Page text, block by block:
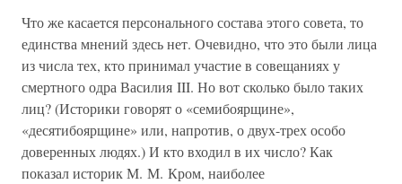
Что же касается персонального состава этого совета, то
единства мнений здесь нет. Очевидно, что это были лица
из числа тех, кто принимал участие в совещаниях у
смертного одра Василия III. Но вот сколько было таких
лиц? (Историки говорят о «семибоярщине»,
«десятибоярщине» или, напротив, о двух-трех особо
доверенных людях.) И кто входил в их число? Как
показал историк М. М. Кром, наиболее